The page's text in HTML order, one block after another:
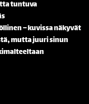
tuntuva
– kuvissa näkyvät
mutta juuri sinun